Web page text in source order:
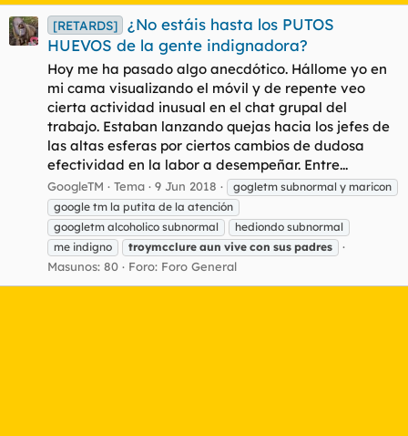
[RETARDS]
¿No estáis hasta los PUTOS
HUEVOS de la gente indignadora?
Hoy me ha pasado algo anecdótico. Hállome yo en
mi cama visualizando el móvil y de repente veo
cierta actividad inusual en el chat grupal del
trabajo. Estaban lanzando quejas hacia los jefes de
las altas esferas por ciertos cambios de dudosa
efectividad en la labor a desempeñar. Entre...
GoogleTM Tema 9 Jun 2018
gogletm subnormal y maricon
google tm la putita de la atención
googletm alcoholico subnormal
hediondo subnormal
me indigno
troymcclure aun vive con sus padres
Masunos: 80 Foro: Foro General